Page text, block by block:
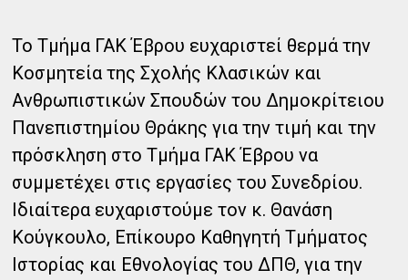
Το Τμήμα ΓΑΚ Έβρου ευχαριστεί θερμά την
Κοσμητεία της Σχολής Κλασικών και
Ανθρωπιστικών Σπουδών του Δημοκρίτειου
Πανεπιστημίου Θράκης για την τιμή και την
πρόσκληση στο Τμήμα ΓΑΚ Έβρου να
συμμετέχει στις εργασίες του Συνεδρίου.
Ιδιαίτερα ευχαριστούμε τον κ. Θανάση
Κούγκουλο, Επίκουρο Καθηγητή Τμήματος
Ιστορίας και Εθνολογίας του ΔΠΘ, για την